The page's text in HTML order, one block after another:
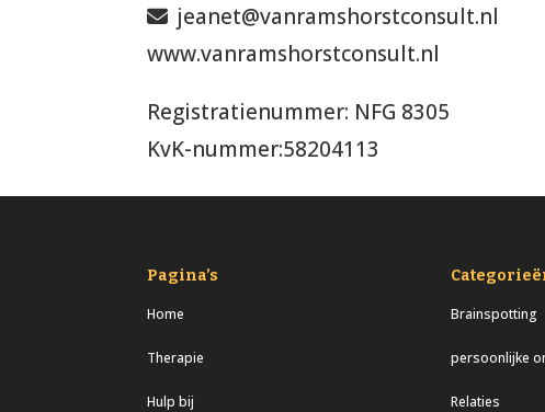
jeanet@vanramshorstconsult.nl
www.vanramshorstconsult.nl
Registratienummer: NFG 8305
KvK-nummer:58204113
Pagina’s
Home
Therapie
Hulp bij
Brainspotting
persoonlijke
Relaties